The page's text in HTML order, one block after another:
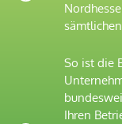
So ist die
Ihren